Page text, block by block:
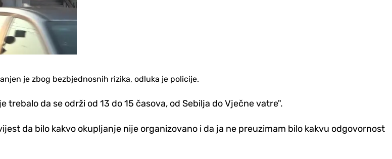
je zbog bezbjednosnih rizika, odluka je policije.
da se održi od 13 do 15 časova, od Sebilja do Vječne vatre".
da bilo kakvo okupljanje nije organizovano i da ja ne preuzimam bilo kakvu odgovornost